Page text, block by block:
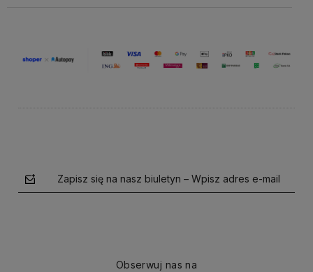
Zapisz się na nasz biuletyn – Wpisz adres e-mail
Obserwuj nas na